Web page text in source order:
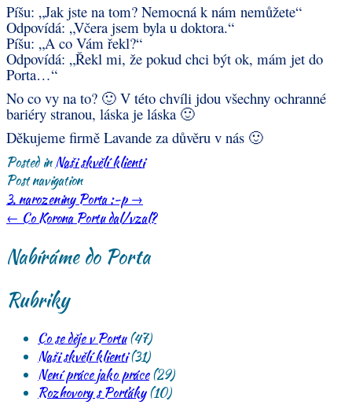
Píšu: „Jak jste na tom? Nemocná k nám nemůžete“
Odpovídá: „Včera jsem byla u doktora.“
Píšu: „A co Vám řekl?“
Odpovídá: „Řekl mi, že pokud chci být ok, mám jet do
Porta…“
No co vy na to? 🙂 V této chvíli jdou všechny ochranné
bariéry stranou, láska je láska 🙂
Děkujeme firmě Lavande za důvěru v nás 🙂
Posted inNaši skvělí klienti
Post navigation
3. narozeniny Porta :-p →
← Co Korona Portu dal/vzal?
Nabíráme do Porta
Rubriky
Co se děje v Portu(47)
Naši skvělí klienti(31)
Není práce jako práce(29)
Rozhovory s Porťáky(10)